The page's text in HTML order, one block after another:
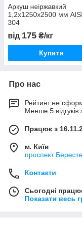
Аркуш неіржавкий
1,2х1250х2500 мм AISI
304
від 175 ₴/кг
Купити
Про нас
Рейтинг не
Менше 5 відгуків
Працює з
м. Київ
проспект
Контакти
Сьогодні
Показати весь